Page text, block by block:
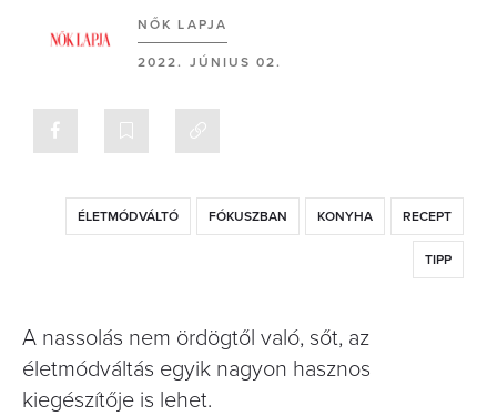
NŐK LAPJA
2022. JÚNIUS 02.
ÉLETMÓDVÁLTÓ FÓKUSZBAN KONYHA RECEPT
TIPP
A nassolás nem ördögtől való, sőt, az
életmódváltás egyik nagyon hasznos
kiegészítője is lehet.